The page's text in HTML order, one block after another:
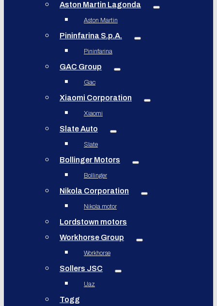
Aston Martin Lagonda
Aston Martin
Pininfarina S.p.A.
Pininfarina
GAC Group
Gac
Xiaomi Corporation
Xiaomi
Slate Auto
Slate
Bollinger Motors
Bollinger
Nikola Corporation
Nikola motor
Lordstown motors
Workhorse Group
Workhorse
Sollers JSC
Uaz
Togg